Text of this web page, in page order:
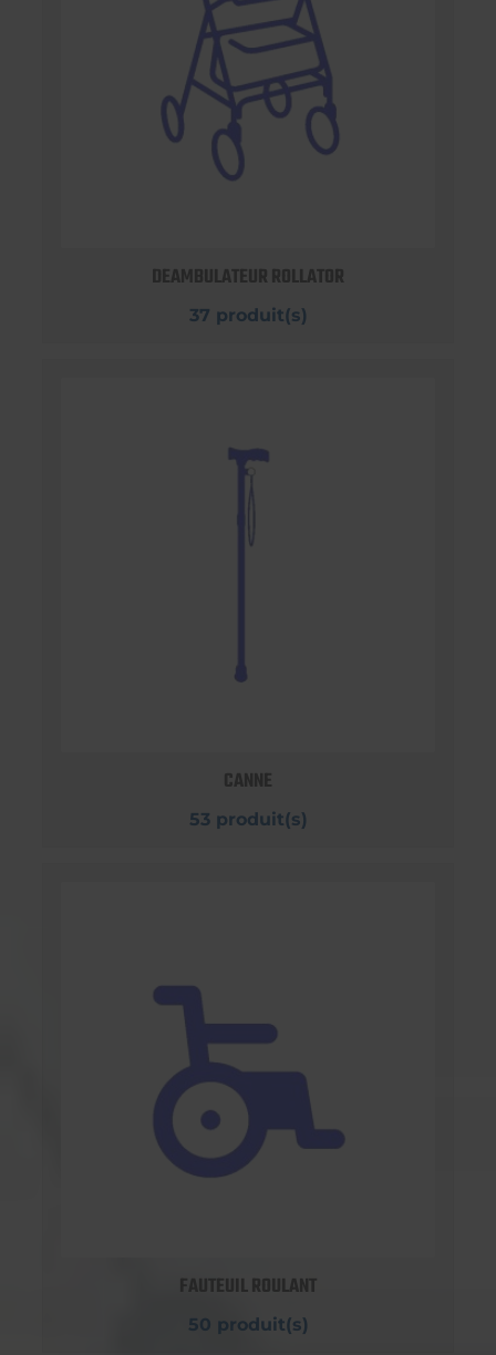
DEAMBULATEUR ROLLATOR
37 produit(s)
CANNE
53 produit(s)
FAUTEUIL ROULANT
50 produit(s)